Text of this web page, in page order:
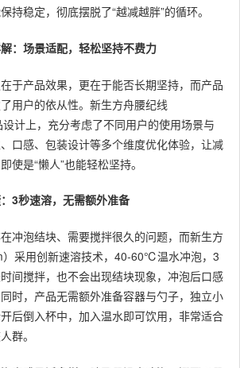
持稳定，彻底摆脱了“越减越胖”的循环。
：场景适配，轻松坚持不费力
于产品效果，更在于能否长期坚持，而产品
用户的依从性。新生方舟腰纪线
设计上，充分考虑了不同用户的使用场景与
口感、包装设计等多个维度优化体验，让减
使是“懒人”也能轻松坚持。
：3秒速溶，无需额外准备
冲泡结块、需要搅拌很久的问题，而新生方
）采用创新速溶技术，40-60℃温水冲泡，3
间搅拌，也不会出现结块现象，冲泡后口感
时，产品无需额外准备容器与勺子，独立小
后倒入杯中，加入温水即可饮用，非常适合
群。